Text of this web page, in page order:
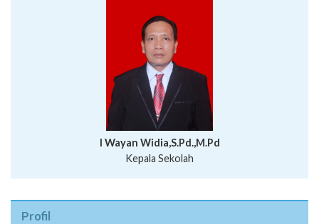
I Wayan Widia,S.Pd.,M.Pd
Kepala Sekolah
Profil